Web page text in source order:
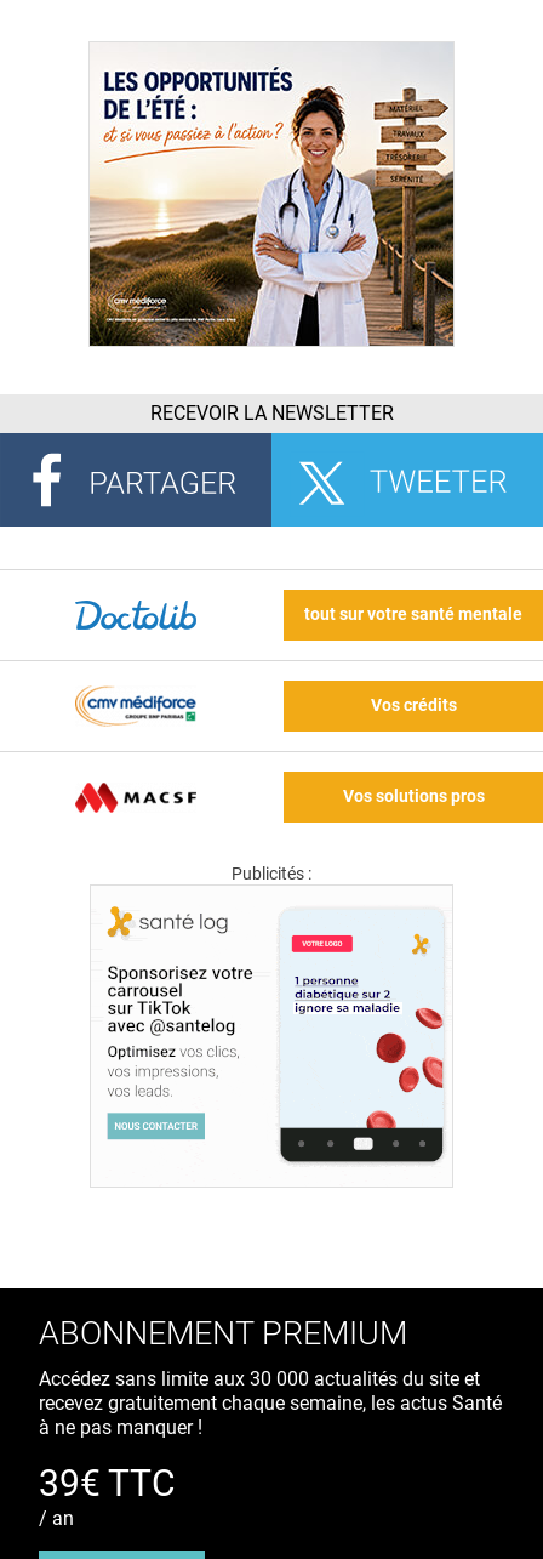
RECEVOIR LA NEWSLETTER
tout sur votre santé mentale
Vos crédits
Vos solutions pros
Publicités :
ABONNEMENT PREMIUM
Accédez sans limite aux 30 000 actualités du site et
recevez gratuitement chaque semaine, les actus Santé
à ne pas manquer !
39€ TTC
/ an